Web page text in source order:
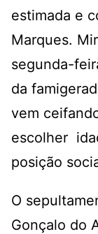
estimada e
Marques.
segunda-
da
vem
escolher
posição
O
Gonçalo do